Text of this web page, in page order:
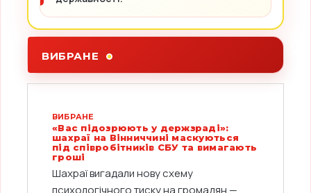
ВИБРАНЕ
ВИБРАНЕ
«Вас підозрюють у держзраді»:
шахраї на Вінниччині маскуються
під співробітників СБУ та вимагають
гроші
Шахраї вигадали нову схему
психологічного тиску на громадян —